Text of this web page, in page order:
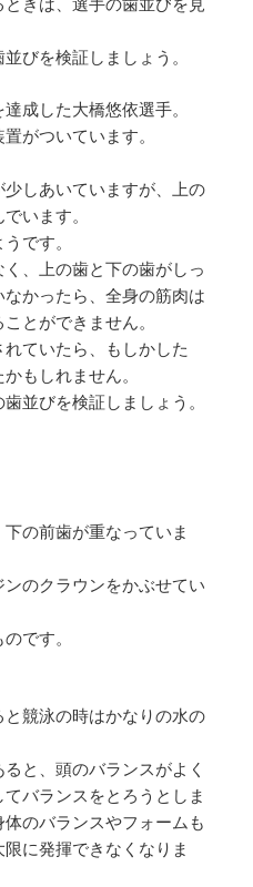
きは、選手の歯並びを見
びを検証しましょう。
成した大橋悠依選手。
がついています。
しあいていますが、上の
います。
です。
、上の歯と下の歯がしっ
かったら、全身の筋肉は
とができません。
ていたら、もしかした
もしれません。
並びを検証しましょう。
下の前歯が重なっていま
のクラウンをかぶせてい
です。
と競泳の時はかなりの水の
と、頭のバランスがよく
バランスをとろうとしま
のバランスやフォームも
に発揮できなくなりま